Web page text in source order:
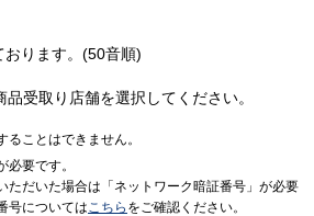
ります。(50音順)
受取り店舗を選択してください。
ことはできません。
要です。
ただいた場合は「ネットワーク暗証番号」が必要
号についてはこちら をご確認ください。